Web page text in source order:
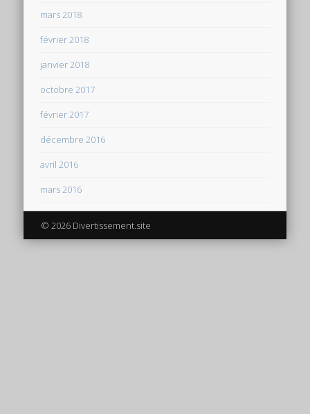
mars 2018
février 2018
janvier 2018
octobre 2017
février 2017
décembre 2016
avril 2016
mars 2016
© 2026 Divertissement.site